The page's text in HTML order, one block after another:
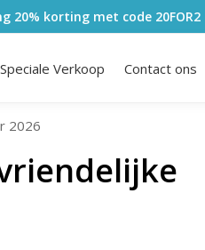
20% korting met code 20FOR2
Speciale Verkoop Contact ons
2026